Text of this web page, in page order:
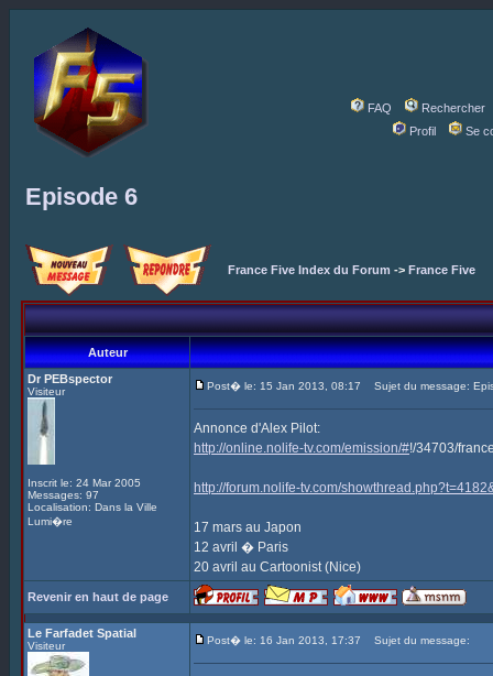
FAQ
Rechercher
Profil
Se
Episode 6
France Five Index du Forum -> France Five
Auteur
Dr PEBspector
Visiteur
Inscrit le: 24 Mar 2005
Messages: 97
Localisation: Dans la Ville
Lumi�re
Post� le: 15 Jan 2013, 08:17 Sujet du message:
Annonce d'Alex Pilot:
http://online.nolife-tv.com/emission/#!/34703/
http://forum.nolife-tv.com/
17 mars au Japon
12 avril � Paris
20 avril au Cartoonist (Nice)
Revenir en haut de page
Le Farfadet Spatial
Visiteur Post� le: 16 Jan 2013, 17:37 Sujet du message: